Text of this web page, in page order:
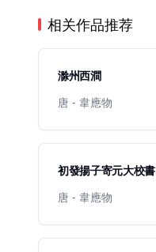
相关作品推荐
滁州西澗
唐 - 韋應物
初發揚子寄元大校書
唐 - 韋應物